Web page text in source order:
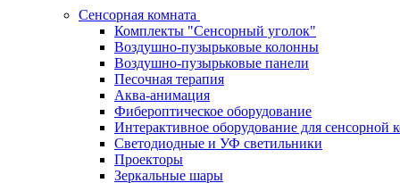
Сенсорная комната
Комплекты "Сенсорный уголок"
Воздушно-пузырьковые колонны
Воздушно-пузырьковые панели
Песочная терапия
Аква-анимация
Фибероптическое оборудование
Интерактивное оборудование для сенсорной
Светодиодные и УФ светильники
Проекторы
Зеркальные шары